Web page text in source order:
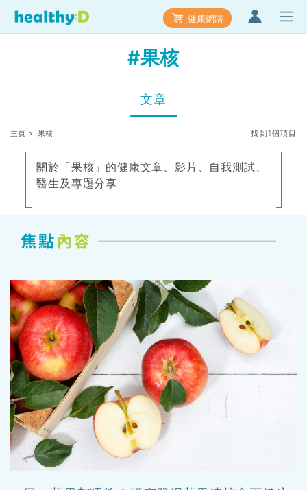
健康網購
#果核
文章
主頁 > 果核 找到1個項目
關於「果核」的健康文章、影片、自我測試、
醫生及專題分享